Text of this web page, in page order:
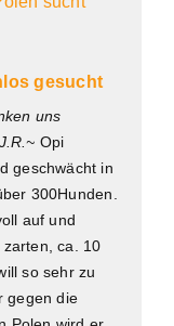
gesucht
uns
Opi
geschwächt in
300Hunden.
auf und
ca. 10
so sehr zu
gegen die